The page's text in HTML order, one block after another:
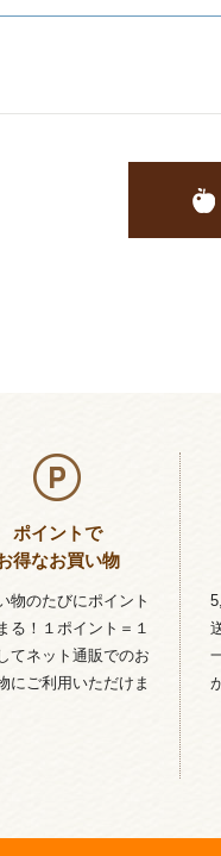
ポイントで
得なお買い物
物のたびにポイント
る！１ポイント＝１
てネット通販でのお
にご利用いただけま